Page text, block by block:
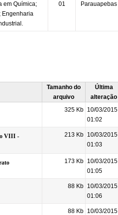
em Química;
Engenharia
01 Parauapebas
Tamanho do
arquivo
Última
alteração
325 Kb 10/03/2015
01:02
VIII -
213 Kb 10/03/2015
01:03
173 Kb 10/03/2015
01:05
88 Kb 10/03/2015
01:06
88 Kb 10/03/2015